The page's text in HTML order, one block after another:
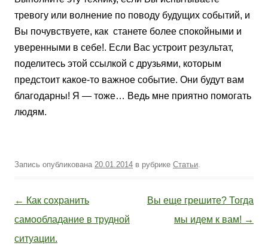
тревогу или волнение по поводу будущих событий, и
Вы почувствуете, как станете более спокойными и
уверенными в себе!. Если Вас устроит результат,
поделитесь этой ссылкой с друзьями, которым
предстоит какое-то важное событие. Они будут вам
благодарны! Я — тоже… Ведь мне приятно помогать
людям.
Запись опубликована 20.01.2014 в рубрике Статьи
Навигация по записям
← Как сохранить
самообладание в трудной
ситуации.
Вы еще грешите? Тогда
мы идем к вам! →